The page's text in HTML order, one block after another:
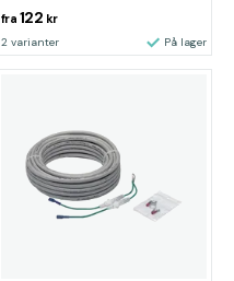
fra 122 kr
2 varianter På lager